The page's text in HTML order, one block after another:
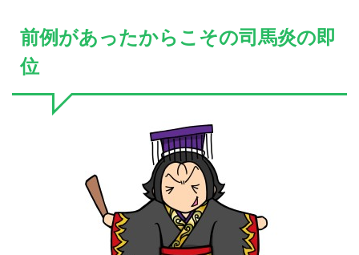
前例があったからこその司馬炎の即
位